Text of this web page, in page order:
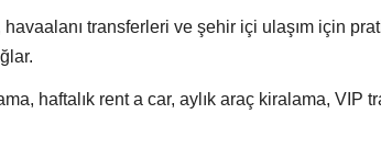
transferleri ve şehir içi ulaşım için
haftalık rent a car, aylık araç kiralama, VIP